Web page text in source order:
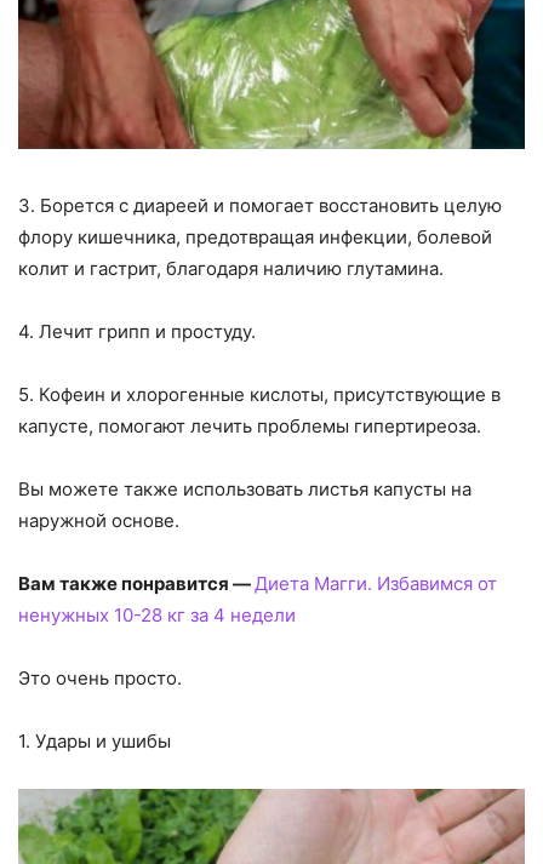
3. Борется с диареей и помогает восстановить целую
флору кишечника, предотвращая инфекции, болевой
колит и гастрит, благодаря наличию глутамина.
4. Лечит грипп и простуду.
5. Кофеин и хлорогенные кислоты, присутствующие в
капусте, помогают лечить проблемы гипертиреоза.
Вы можете также использовать листья капусты на
наружной основе.
Вам также понравится —Диета Магги. Избавимся от
ненужных 10-28 кг за 4 недели
Это очень просто.
1. Удары и ушибы